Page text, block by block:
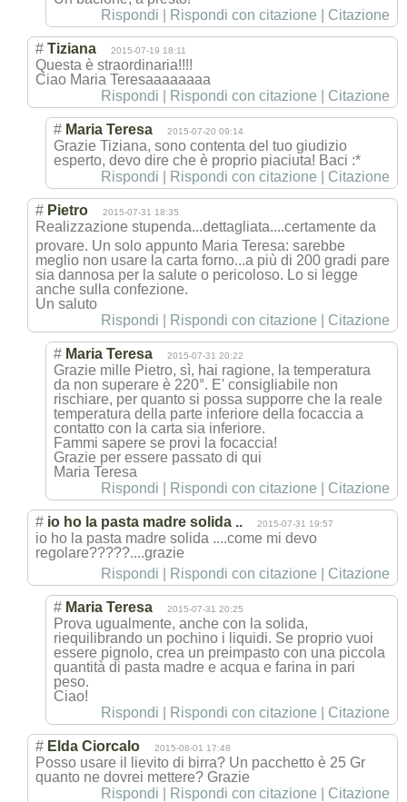
Rispondi
Rispondi con citazione Citazione
# Tiziana 2015-07-19 18:11
Questa è straordinaria!!!!
Ciao Maria Teresaaaaaaaa
Rispondi
Rispondi con citazione Citazione
# Maria Teresa 2015-07-20 09:14
Grazie Tiziana, sono contenta del tuo giudizio
esperto, devo dire che è proprio piaciuta! Baci :*
Rispondi
Rispondi con citazione Citazione
# Pietro 2015-07-31 18:35
Realizzazione stupenda...dettagliata....certamente da
provare. Un solo appunto Maria Teresa: sarebbe
meglio non usare la carta forno...a più di 200 gradi pare
sia dannosa per la salute o pericoloso. Lo si legge
anche sulla confezione.
Un saluto
Rispondi
Rispondi con citazione Citazione
# Maria Teresa 2015-07-31 20:22
Grazie mille Pietro, sì, hai ragione, la temperatura
da non superare è 220°. E' consigliabile non
rischiare, per quanto si possa supporre che la reale
temperatura della parte inferiore della focaccia a
contatto con la carta sia inferiore.
Fammi sapere se provi la focaccia!
Grazie per essere passato di qui
Maria Teresa
Rispondi
Rispondi con citazione Citazione
# io ho la pasta madre solida .. 2015-07-31 19:57
io ho la pasta madre solida ....come mi devo
regolare?????....grazie
Rispondi
Rispondi con citazione Citazione
# Maria Teresa 2015-07-31 20:25
Prova ugualmente, anche con la solida,
riequilibrando un pochino i liquidi. Se proprio vuoi
essere pignolo, crea un preimpasto con una piccola
quantità di pasta madre e acqua e farina in pari
peso.
Ciao!
Rispondi
Rispondi con citazione Citazione
# Elda Ciorcalo 2015-08-01 17:48
Posso usare il lievito di birra? Un pacchetto è 25 Gr
quanto ne dovrei mettere? Grazie
Rispondi
Rispondi con citazione Citazione